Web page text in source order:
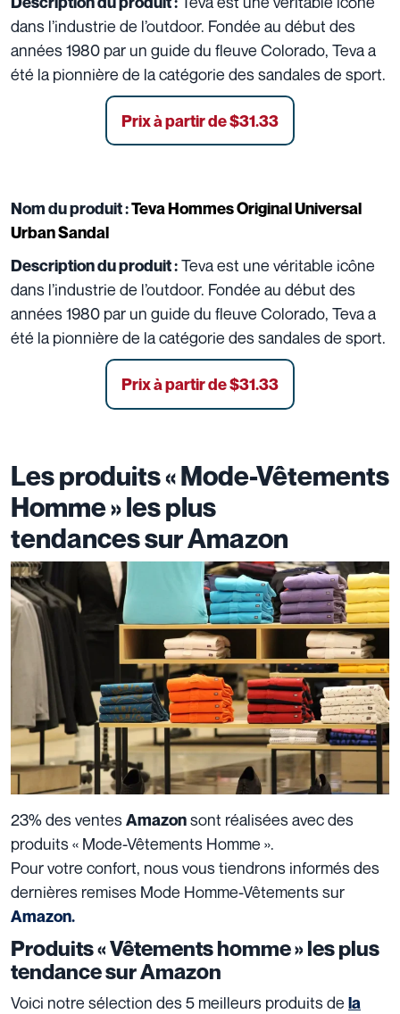
dans l’industrie de l’outdoor. Fondée au début des
années 1980 par un guide du fleuve Colorado, Teva a
été la pionnière de la catégorie des sandales de sport.
Prix à partir de $31.33
Nom du produit :Teva Hommes Original Universal
Urban Sandal
Description du produit :Teva est une véritable icône
dans l’industrie de l’outdoor. Fondée au début des
années 1980 par un guide du fleuve Colorado, Teva a
été la pionnière de la catégorie des sandales de sport.
Prix à partir de $31.33
Les produits « Mode-Vêtements
Homme» les plus
tendances sur Amazon
23% des ventesAmazonsont réalisées avec des
produits « Mode-Vêtements Homme ».
Pour votre confort, nous vous tiendrons informés des
dernières remises Mode Homme-Vêtements sur
Amazon.
Produits « Vêtements homme » les plus
tendance sur Amazon
Voici notre sélection des 5 meilleurs produits de la